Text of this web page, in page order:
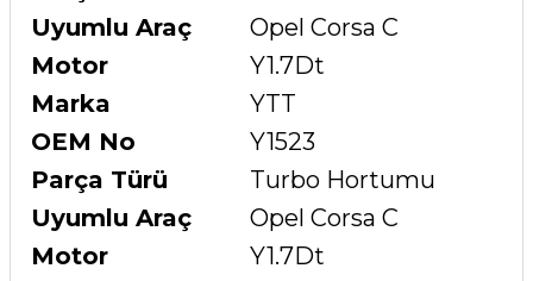
Uyumlu Araç
Opel Corsa C
Motor
Y1.7Dt
Marka
YTT
OEM No
Y1523
Parça Türü
Turbo Hortumu
Uyumlu Araç
Opel Corsa C
Motor
Y1.7Dt